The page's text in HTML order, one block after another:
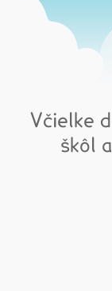
Včielke
škôl a